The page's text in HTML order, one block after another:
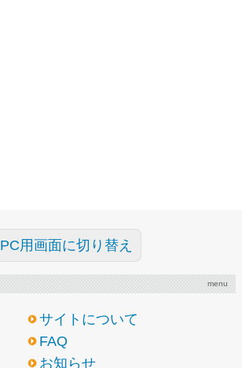
PC用画面に切り替え
menu
サイトについて
FAQ
お知らせ